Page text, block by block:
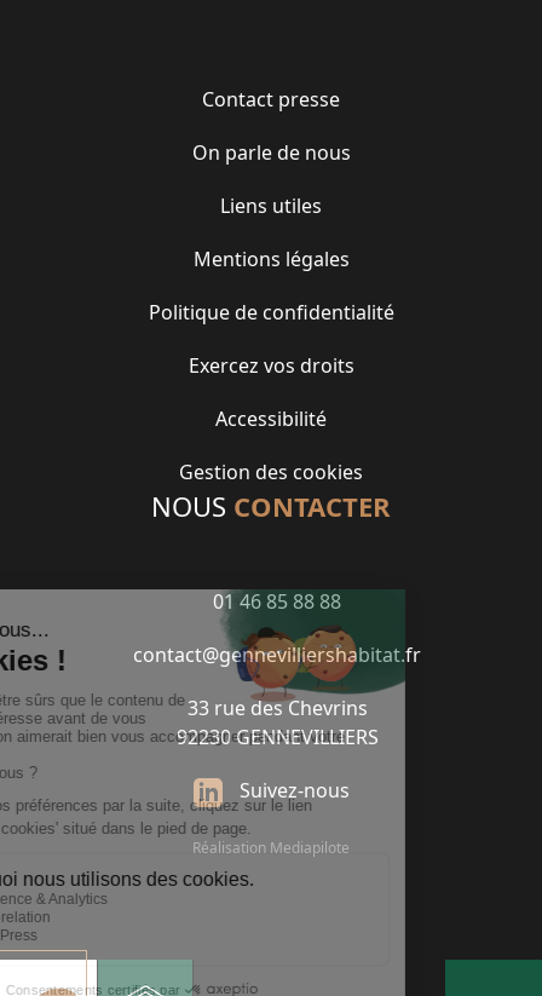
Contact presse
On parle de nous
Liens utiles
Mentions légales
Politique de confidentialité
Exercez vos droits
Accessibilité
Gestion des cookies
NOUS CONTACTER
01 46 85 88 88
contact@gennevilliershabitat.fr
33 rue des Chevrins
92230 GENNEVILLIERS
Suivez-nous
Réalisation Mediapilote